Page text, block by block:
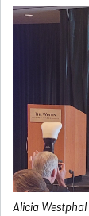
Alicia